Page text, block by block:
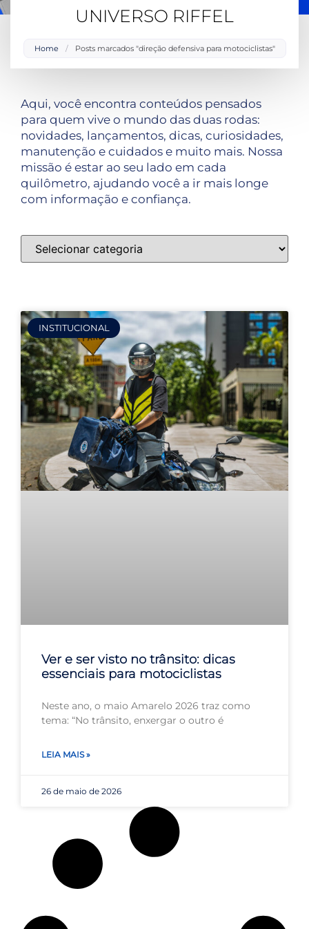
UNIVERSO RIFFEL
Home / Posts marcados "direção defensiva para motociclistas"
Aqui, você encontra conteúdos pensados
para quem vive o mundo das duas rodas:
novidades, lançamentos, dicas, curiosidades,
manutenção e cuidados e muito mais. Nossa
missão é estar ao seu lado em cada
quilômetro, ajudando você a ir mais longe
com informação e confiança.
INSTITUCIONAL
Ver e ser visto no trânsito: dicas
essenciais para motociclistas
Neste ano, o maio Amarelo 2026 traz como
tema: “No trânsito, enxergar o outro é
LEIA MAIS »
26 de maio de 2026